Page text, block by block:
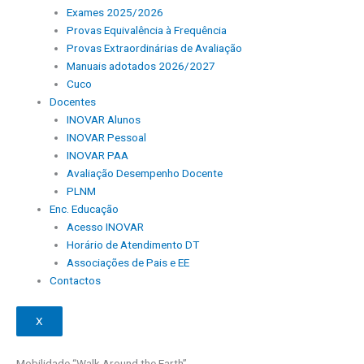
Exames 2025/2026
Provas Equivalência à Frequência
Provas Extraordinárias de Avaliação
Manuais adotados 2026/2027
Cuco
Docentes
INOVAR Alunos
INOVAR Pessoal
INOVAR PAA
Avaliação Desempenho Docente
PLNM
Enc. Educação
Acesso INOVAR
Horário de Atendimento DT
Associações de Pais e EE
Contactos
X